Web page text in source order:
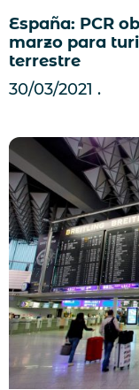
España: PCR
marzo para
terrestre
30/03/2021